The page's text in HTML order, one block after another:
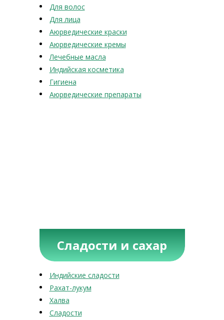
Для волос
Для лица
Аюрведические краски
Аюрведические кремы
Лечебные масла
Индийская косметика
Гигиена
Аюрведические препараты
Сладости и сахар
Индийские сладости
Рахат-лукум
Халва
Сладости